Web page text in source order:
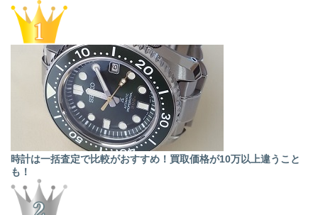
時計は一括査定で比較がおすすめ！買取価格が10万以上違うこと
も！